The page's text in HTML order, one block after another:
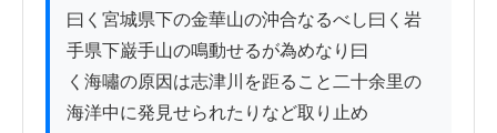
曰く宮城県下の金華山の沖合なるべし曰く岩
手県下巌手山の鳴動せるが為めなり曰
く海嘯の原因は志津川を距ること二十余里の
海洋中に発見せられたりなど取り止め